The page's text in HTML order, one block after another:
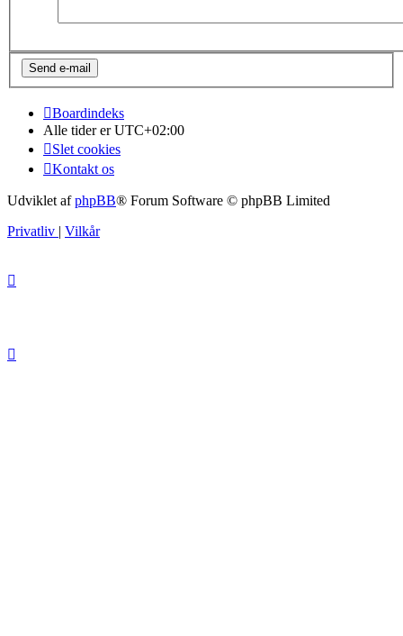
Boardindeks
Alle tider erUTC+02:00
Slet cookies
Kontakt os
Udviklet afphpBB® Forum Software © phpBB Limited
Privatliv
Vilkår